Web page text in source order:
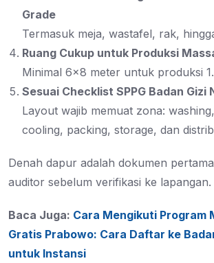
Grade
Termasuk meja, wastafel, rak,
Ruang Cukup untuk Produksi
Minimal 6×8 meter untuk produksi
Sesuai Checklist SPPG Badan Gizi
Layout wajib memuat zona:
cooling, packing, storage, dan
Denah dapur adalah dokumen
auditor sebelum verifikasi ke lapangan.
Baca Juga: Cara Mengikuti Program
Gratis Prabowo: Cara Daftar ke
untuk Instansi